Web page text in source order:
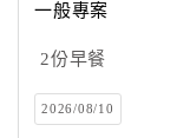
一般專案
2份早餐
2026/08/10